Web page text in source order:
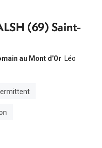
(69) Saint-
au Mont d'Or Léo